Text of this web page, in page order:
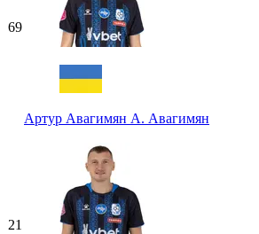
69
Артур Авагимян А. Авагимян
21